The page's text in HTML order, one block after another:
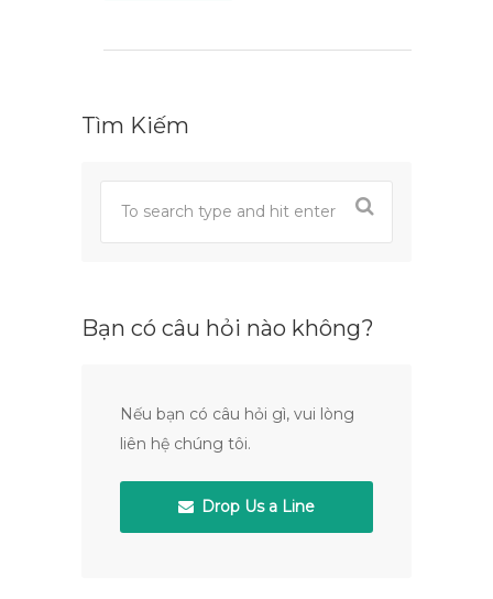
Tìm Kiếm
Bạn có câu hỏi nào không?
Nếu bạn có câu hỏi gì, vui lòng
liên hệ chúng tôi.
Drop Us a Line